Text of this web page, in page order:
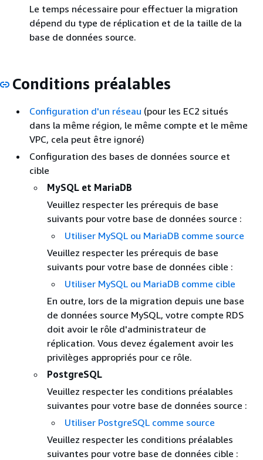
Le temps nécessaire pour effectuer la migration
dépend du type de réplication et de la taille de la
base de données source.
Conditions préalables
Configuration d'un réseau (pour les EC2 situés
dans la même région, le même compte et le même
VPC, cela peut être ignoré)
Configuration des bases de données source et
cible
MySQL et MariaDB
Veuillez respecter les prérequis de base
suivants pour votre base de données source :
Utiliser MySQL ou MariaDB comme source
Veuillez respecter les prérequis de base
suivants pour votre base de données cible :
Utiliser MySQL ou MariaDB comme cible
En outre, lors de la migration depuis une base
de données source MySQL, votre compte RDS
doit avoir le rôle d'administrateur de
réplication. Vous devez également avoir les
privilèges appropriés pour ce rôle.
PostgreSQL
Veuillez respecter les conditions préalables
suivantes pour votre base de données source :
Utiliser PostgreSQL comme source
Veuillez respecter les conditions préalables
suivantes pour votre base de données cible :